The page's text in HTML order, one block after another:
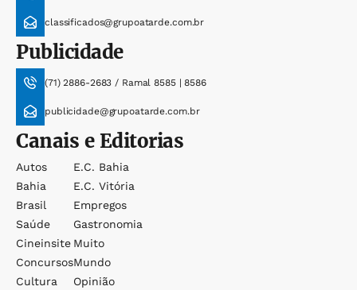
classificados@grupoatarde.com.br
Publicidade
(71) 2886-2683 / Ramal 8585 | 8586
publicidade@grupoatarde.com.br
Canais e Editorias
Autos
Bahia
Brasil
Saúde
Cineinsite
Concursos
Cultura
E.c. Bahia
E.c. Vitória
Empregos
Gastronomia
Muito
Mundo
Opinião